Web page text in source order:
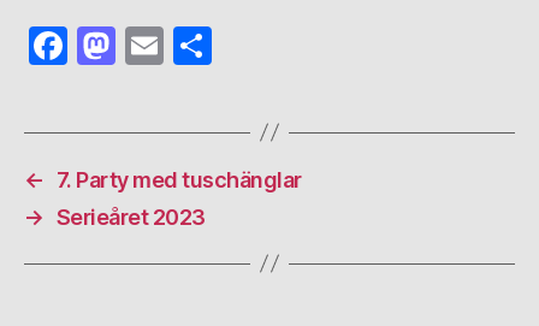
Fa
bo
ok
M
to
n
E
ail re
←
7. Party med tuschänglar
→ Serieåret 2023